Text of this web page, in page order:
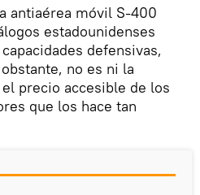
antiaérea móvil S-400
estadounidenses
defensivas,
no es ni la
precio accesible de los
que los hace tan